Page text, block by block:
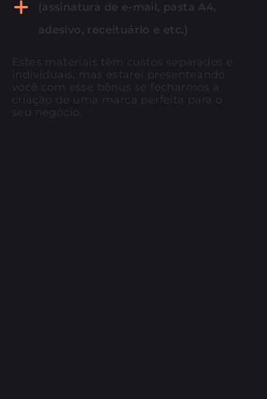
(assinatura de e-mail, pasta A4,
adesivo, receituário e etc.)
Estes materiais têm custos separados e
individuais, mas estarei presenteando
você com esse bônus se fecharmos a
criação de uma marca perfeita para o
seu negócio.